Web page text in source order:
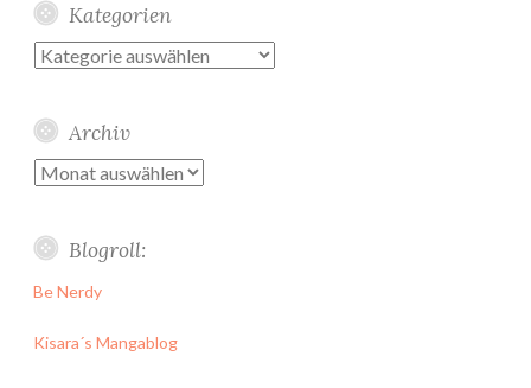
Kategorien
Kategorien
Archiv
Archiv
Blogroll:
Be Nerdy
Kisara´s Mangablog